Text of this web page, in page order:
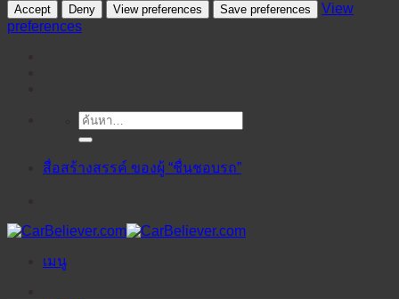
Accept Deny View preferences Save preferences
View
preferences
ค้นหา:
สื่อสร้างสรรค์ ของผู้ “ชื่นชอบรถ”
เมนู